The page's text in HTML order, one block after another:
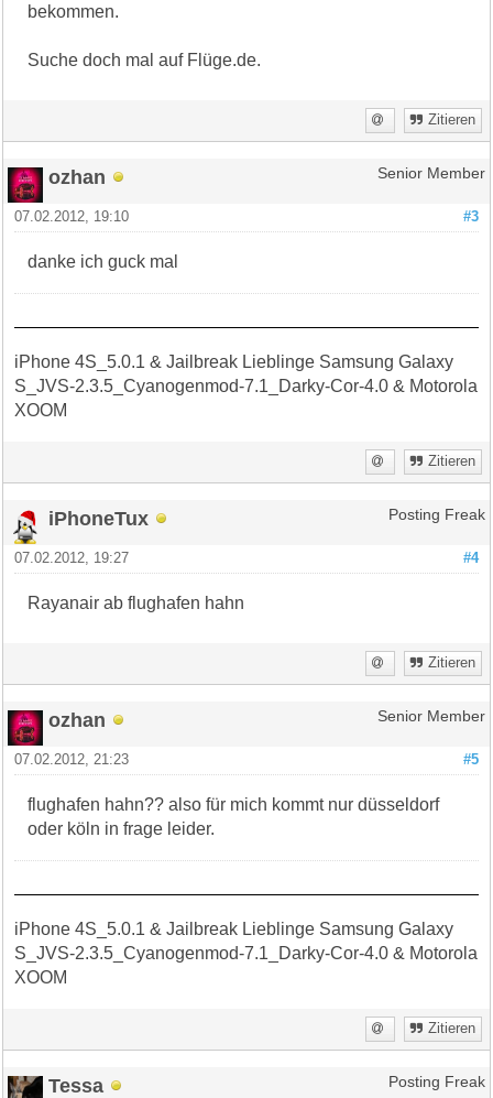
bekommen.
Suche doch mal auf Flüge.de.
Zitieren
ozhan Senior Member
#3
07.02.2012, 19:10
danke ich guck mal
iPhone 4S_5.0.1 & Jailbreak Lieblinge Samsung Galaxy
S_JVS-2.3.5_Cyanogenmod-7.1_Darky-Cor-4.0 & Motorola
XOOM
Zitieren
iPhoneTux Posting Freak
#4
07.02.2012, 19:27
Rayanair ab flughafen hahn
Zitieren
ozhan Senior Member
#5
07.02.2012, 21:23
flughafen hahn?? also für mich kommt nur düsseldorf
oder köln in frage leider.
iPhone 4S_5.0.1 & Jailbreak Lieblinge Samsung Galaxy
S_JVS-2.3.5_Cyanogenmod-7.1_Darky-Cor-4.0 & Motorola
XOOM
Zitieren
Tessa Posting Freak